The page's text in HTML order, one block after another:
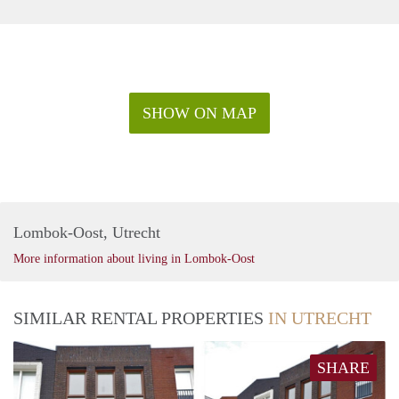
SHOW ON MAP
Lombok-Oost, Utrecht
More information about living in Lombok-Oost
SIMILAR RENTAL PROPERTIES IN UTRECHT
SHARE